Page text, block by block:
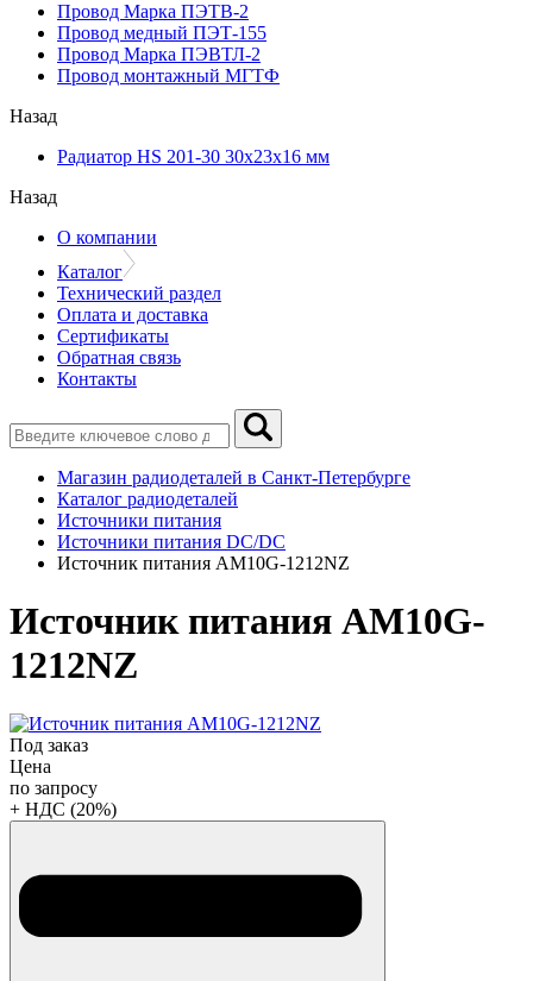
Провод Марка ПЭТВ-2
Провод медный ПЭТ-155
Провод Марка ПЭВТЛ-2
Провод монтажный МГТФ
Назад
Радиатор HS 201-30 30х23х16 мм
Назад
О компании
Каталог
Технический раздел
Оплата и доставка
Сертификаты
Обратная связь
Контакты
Магазин радиодеталей в Санкт-Петербурге
Каталог радиодеталей
Источники питания
Источники питания DC/DC
Источник питания AM10G-1212NZ
Источник питания AM10G-
1212NZ
Под заказ
Цена
по запросу
+ НДС (20%)